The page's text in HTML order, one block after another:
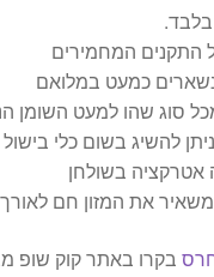
בלבד.
התקנים המחמירים
נשארים כמעט במלואם
סוג שהו למעט השומן
להשיג בשום כלי
אטרקציה בשולחן
את המזון חם לאורך
בקרו באתר קוק שופ